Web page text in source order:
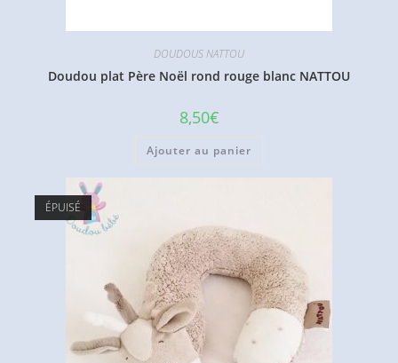
DOUDOUS NATTOU
Doudou plat Père Noël rond rouge blanc NATTOU
8,50€
Ajouter au panier
ÉPUISÉ